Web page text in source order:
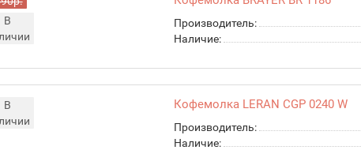
В
Производитель:
Наличие:
В
Кофемолка LERAN CGP 0240 W
Производитель:
Наличие: